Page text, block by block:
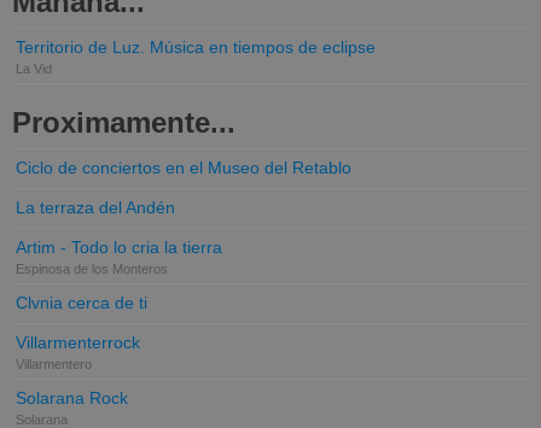
Territorio de Luz. Música en tiempos de eclipse
La Vid
Proximamente...
Ciclo de conciertos en el Museo del Retablo
La terraza del Andén
Artim - Todo lo cria la tierra
Espinosa de los Monteros
Clvnia cerca de ti
Villarmenterrock
Villarmentero
Solarana Rock
Solarana